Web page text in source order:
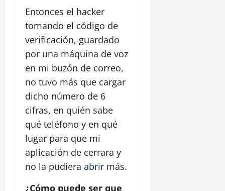
Entonces el hacker
tomando el código de
verificación, guardado
por una máquina de voz
en mi buzón de correo,
no tuvo más que cargar
dicho número de 6
cifras, en quién sabe
qué teléfono y en qué
lugar para que mi
aplicación de cerrara y
no la pudiera abrir más.
¿Cómo puede ser que